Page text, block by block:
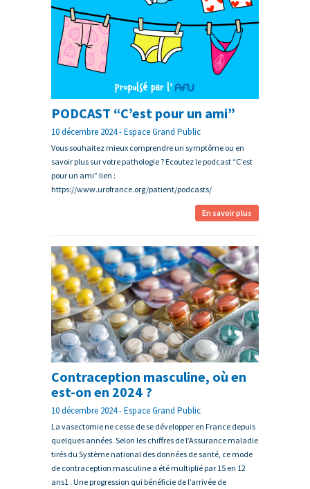
PODCAST “C’est pour un ami”
10 décembre 2024 - Espace Grand Public
Vous souhaitez mieux comprendre un symptôme ou en
savoir plus sur votre pathologie ? Ecoutez le podcast “C’est
pour un ami” lien :
https://www.urofrance.org/patient/podcasts/
En savoir plus
Contraception masculine, où en
est-on en 2024 ?
10 décembre 2024 - Espace Grand Public
La vasectomie ne cesse de se développer en France depuis
quelques années. Selon les chiffres de l’Assurance maladie
tirés du Système national des données de santé, ce mode
de contraception masculine a été multiplié par 15 en 12
ans1 . Une progression qui bénéficie de l’arrivée de